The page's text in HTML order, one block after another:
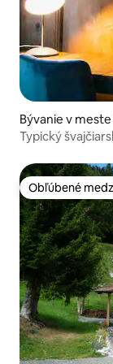
Bývanie v
Typický
Obľúbené
Obľúbené